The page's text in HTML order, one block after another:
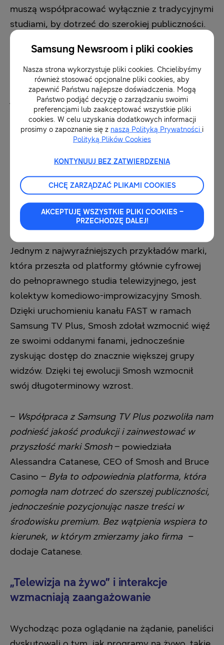
muszą współpracować wyłącznie z tradycyjnymi
studiami, by dotrzeć do szerokiej publiczności.
Wraz z rozwojem tego medium z platform
społecznościowych do salonów domowych,
FAST pomaga łączyć kulturę cyfrową z
tradycyjną telewizją, a jednocześnie podnosi
jakość produkcji.
Samsung TV Plus została wyróżniona jako
platforma, która pomaga twórcom ewoluować
od marek cyfrowych do pełnoprawnych studiów
telewizyjnych, pomagając im poszerzyć zasięg,
otworzyć nowe możliwości monetyzacji i
przedstawić treści szerszej, globalnej
publiczności.
Jednym z najwyraźniejszych przykładów marki,
która przeszła od platformy głównie cyfrowej
do pełnoprawnego studia telewizyjnego, jest
kolektyw komediowo-improwizacyjny Smosh.
Dzięki uruchomieniu kanału FAST w ramach
Samsung TV Plus, Smosh zdołał wzmocnić więź
ze swoimi oddanymi fanami, jednocześnie
zyskując dostęp do znacznie większej grupy
widzów. Dzięki tej ewolucji Smosh wzmocnił
swój długoterminowy wzrost.
– Współpraca z Samsung TV Plus pozwoliła nam
podnieść jakość produkcji i zainwestować w
przyszłość marki Smosh– powiedziała
Alessandra Catanese, CEO of Smosh and Bruce
Casino – Była to odpowiednia platforma, która
pomogła nam dotrzeć do szerszej publiczności,
jednocześnie pozycjonując nasze treści w
środowisku premium. Bez wątpienia wspiera to
kierunek, w którym zmierzamy jako firma –
dodaje Catanese.
„Telewizja na żywo” i interakcje
wzmacniają zaangażowanie
Wychodząc poza oglądanie na żądanie, paneliści
Samsung Newsroom i pliki cookies
Nasza strona wykorzystuje pliki cookies. Chcielibyśmy
również stosować opcjonalne pliki cookies, aby
zapewnić Państwu najlepsze doświadczenia. Mogą
Państwo podjąć decyzję o zarządzaniu swoimi
preferencjami lub zaakceptować wszystkie pliki
cookies. W celu uzyskania dodatkowych informacji
prosimy o zapoznanie się z naszą Polityką Prywatności i
Polityką Plików Cookies
KONTYNUUJ BEZ ZATWIERDZENIA
CHCĘ ZARZĄDZAĆ PLIKAMI COOKIES
AKCEPTUJĘ WSZYSTKIE PLIKI COOKIES –
PRZECHODZĘ DALEJ!